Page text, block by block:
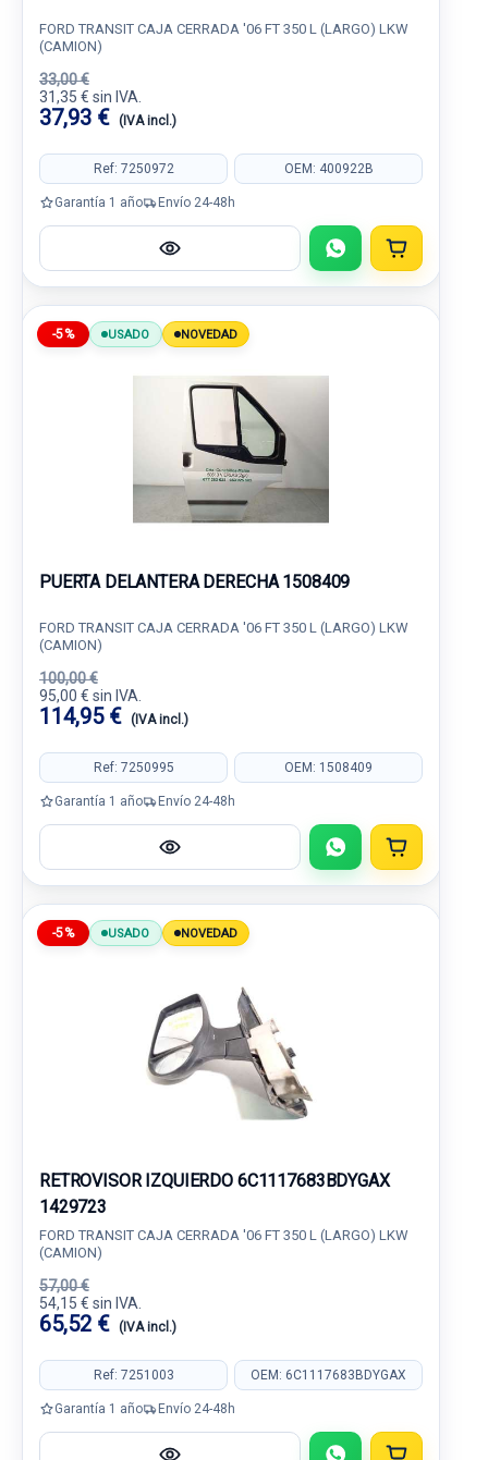
FORD TRANSIT CAJA CERRADA '06 FT 350 L (LARGO) LKW
(CAMION)
33,00 €
31,35 € sin IVA.
37,93 € (IVA incl.)
Ref: 7250972 OEM: 400922B
Garantía 1 año Envío 24-48h
-5% USADO NOVEDAD
PUERTA DELANTERA DERECHA 1508409
FORD TRANSIT CAJA CERRADA '06 FT 350 L (LARGO) LKW
(CAMION)
100,00 €
95,00 € sin IVA.
114,95 € (IVA incl.)
Ref: 7250995 OEM: 1508409
Garantía 1 año Envío 24-48h
-5% USADO NOVEDAD
RETROVISOR IZQUIERDO 6C1117683BDYGAX
1429723
FORD TRANSIT CAJA CERRADA '06 FT 350 L (LARGO) LKW
(CAMION)
57,00 €
54,15 € sin IVA.
65,52 € (IVA incl.)
Ref: 7251003 OEM: 6C1117683BDYGAX
Garantía 1 año Envío 24-48h